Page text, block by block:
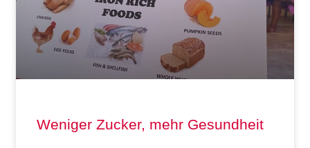
Weniger Zucker, mehr Gesundheit